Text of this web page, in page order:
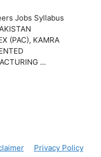
Jobs Syllabus
(PAC), KAMRA
...
Privacy Policy